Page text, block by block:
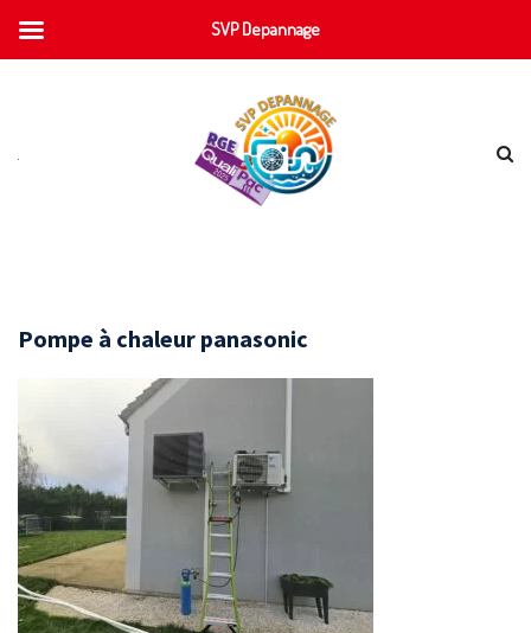
Pompe à chaleur panasonic
SVP Depannage